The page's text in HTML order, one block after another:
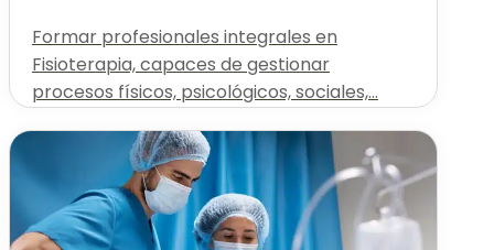
Formar profesionales integrales en
Fisioterapia, capaces de gestionar
procesos físicos, psicológicos, sociales,...